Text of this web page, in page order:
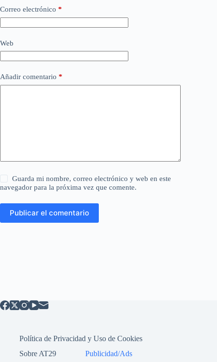
Correo electrónico *
Web
Añadir comentario *
Guarda mi nombre, correo electrónico y web en este
navegador para la próxima vez que comente.
Publicar el comentario
Política de Privacidad y Uso de Cookies
Sobre AT29
Publicidad/Ads